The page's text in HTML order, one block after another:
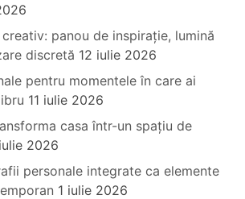
panou de inspirație, lumină
discretă 12 iulie 2026
pentru momentele în care ai
11 iulie 2026
casa într-un spațiu de
2026
personale integrate ca elemente
1 iulie 2026